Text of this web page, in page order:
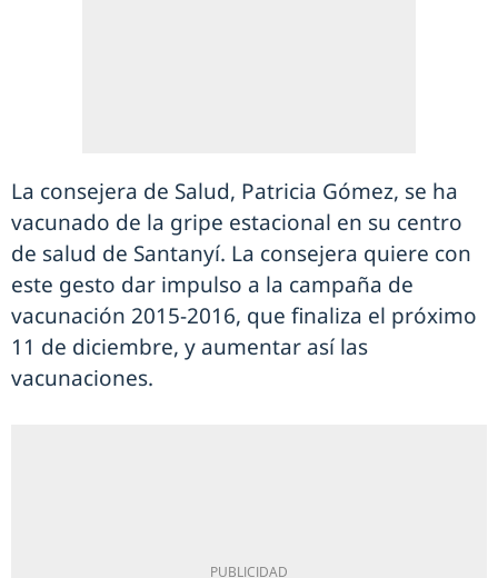
La consejera de Salud, Patricia Gómez, se ha
vacunado de la gripe estacional en su centro
de salud de Santanyí. La consejera quiere con
este gesto dar impulso a la campaña de
vacunación 2015-2016, que finaliza el próximo
11 de diciembre, y aumentar así las
vacunaciones.